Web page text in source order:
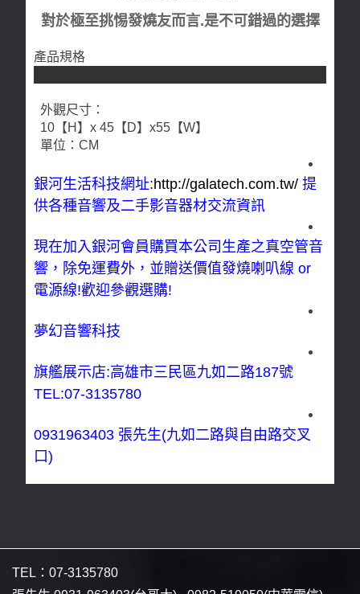
對於極至挑惕發燒友而言.是不可錯過的選擇
產品規格
外觀尺寸：
10【H】x 45【D】x55【W】
單位：CM
銀河生活科技網址:http://galatech.com.tw/ 提
供各種音響及二手影音器材交流資訊
現在加入銀河會員購買本公司生產之真空管音
響，除免運費外，並贈送價值發燒喇叭線 or
電源線!歡迎參觀選購!
夢幻音響科技
旗艦展示店:高雄市三民區九如二路187號
TEL:07-3135780
0931963403 張先生(九如二路與自由路交叉
口)
TEL： 07-3135780